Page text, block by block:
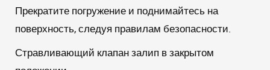
Прекратите погружение и поднимайтесь на
поверхность, следуя правилам безопасности.
Стравливающий клапан залип в закрытом